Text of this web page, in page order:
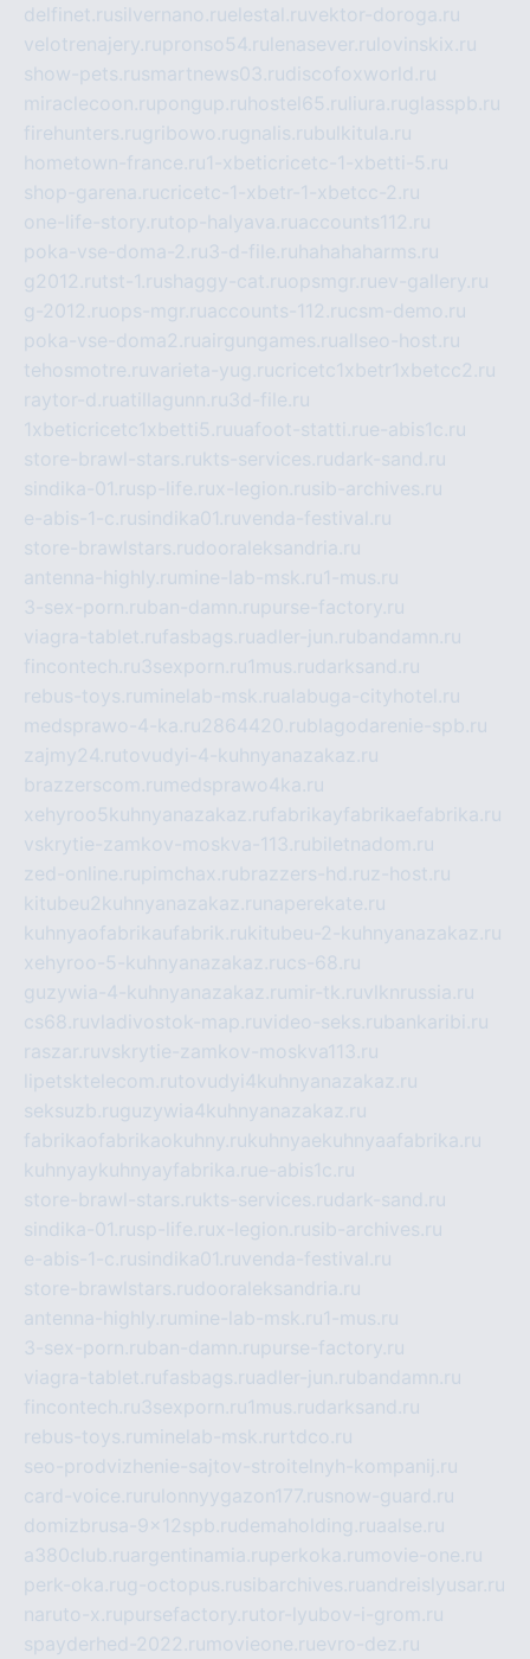
delfinet.rusilvernano.ruelestal.ruvektor-doroga.ru
velotrenajery.rupronso54.ru lenasever.ru lovinskix.ru
show-pets.rusmartnews03.rudiscofoxworld.ru
miraclecoon.rupongup.ru hostel65.ru liura.ruglasspb.ru
firehunters.rugribowo.rugnalis.rubulkitula.ru
hometown-france.ru1-xbeticricetc-1-xbetti-5.ru
shop-garena.rucricetc-1-xbetr-1-xbetcc-2.ru
one-life-story.rutop-halyava.ruaccounts112.ru
poka-vse-doma-2.ru3-d-file.ru hahahaharms.ru
g2012.rutst-1.rushaggy-cat.ruopsmgr.ruev-gallery.ru
g-2012.ruops-mgr.ruaccounts-112.rucsm-demo.ru
poka-vse-doma2.ruairgungames.ruallseo-host.ru
tehosmotre.ruvarieta-yug.rucricetc1xbetr1xbetcc2.ru
raytor-d.ruatillagunn.ru3d-file.ru
1xbeticricetc1xbetti5.ruuafoot-statti.rue-abis1c.ru
store-brawl-stars.rukts-services.rudark-sand.ru
sindika-01.rusp-life.rux-legion.rusib-archives.ru
e-abis-1-c.rusindika01.ruvenda-festival.ru
store-brawlstars.rudooraleksandria.ru
antenna-highly.ru mine-lab-msk.ru1-mus.ru
3-sex-porn.ruban-damn.rupurse-factory.ru
viagra-tablet.rufasbags.ruadler-jun.rubandamn.ru
fincontech.ru3sexporn.ru1mus.rudarksand.ru
rebus-toys.ru minelab-msk.rualabuga-cityhotel.ru
medsprawo-4-ka.ru2864420.rublagodarenie-spb.ru
zajmy24.rutovudyi-4-kuhnyanazakaz.ru
brazzerscom.ru medsprawo4ka.ru
xehyroo5kuhnyanazakaz.rufabrikayfabrikaefabrika.ru
vskrytie-zamkov-moskva-113.rubiletnadom.ru
zed-online.rupimchax.rubrazzers-hd.ruz-host.ru
kitubeu2kuhnyanazakaz.ru naperekate.ru
kuhnyaofabrikaufabrik.rukitubeu-2-kuhnyanazakaz.ru
xehyroo-5-kuhnyanazakaz.rucs-68.ru
guzywia-4-kuhnyanazakaz.ru mir-tk.ruvlknrussia.ru
cs68.ruvladivostok-map.ruvideo-seks.rubankaribi.ru
raszar.ruvskrytie-zamkov-moskva113.ru
lipetsktelecom.rutovudyi4kuhnyanazakaz.ru
seksuzb.ruguzywia4kuhnyanazakaz.ru
fabrikaofabrikaokuhny.rukuhnyaekuhnyaafabrika.ru
kuhnyaykuhnyayfabrika.rue-abis1c.ru
store-brawl-stars.rukts-services.rudark-sand.ru
sindika-01.rusp-life.rux-legion.rusib-archives.ru
e-abis-1-c.rusindika01.ruvenda-festival.ru
store-brawlstars.rudooraleksandria.ru
antenna-highly.ru mine-lab-msk.ru1-mus.ru
3-sex-porn.ruban-damn.rupurse-factory.ru
viagra-tablet.rufasbags.ruadler-jun.rubandamn.ru
fincontech.ru3sexporn.ru1mus.rudarksand.ru
rebus-toys.ru minelab-msk.ru rtdco.ru
seo-prodvizhenie-sajtov-stroitelnyh-kompanij.ru
card-voice.ru rulonnyygazon177.rusnow-guard.ru
domizbrusa-9x12spb.rudemaholding.ruaalse.ru
a380club.ruargentinamia.ruperkoka.ru movie-one.ru
perk-oka.rug-octopus.rusibarchives.ruandreislyusar.ru
naruto-x.rupursefactory.rutor-lyubov-i-grom.ru
spayderhed-2022.ru movieone.ruevro-dez.ru